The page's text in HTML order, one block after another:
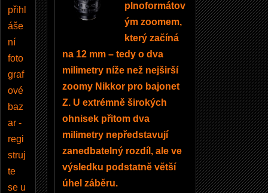
přihl
áše
ní
foto
graf
ové
baz
ar -
regi
struj
te
se u
plnoformátov
ým zoomem,
který začíná
na 12 mm – tedy o dva
milimetry níže než nejširší
zoomy Nikkor pro bajonet
Z. U extrémně širokých
ohnisek přitom dva
milimetry nepředstavují
zanedbatelný rozdíl, ale ve
výsledku podstatně větší
úhel záběru.
nost
publ
ikov
at
kom
entá
ře,
vklá
dat